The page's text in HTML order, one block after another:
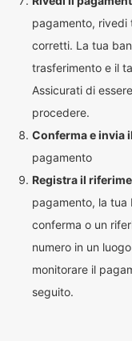
pagamento, rivedi
corretti. La tua
trasferimento e il
Assicurati di
procedere.
Conferma e invia
pagamento
Registra il
pagamento, la
conferma o un
numero in un
monitorare il
seguito.